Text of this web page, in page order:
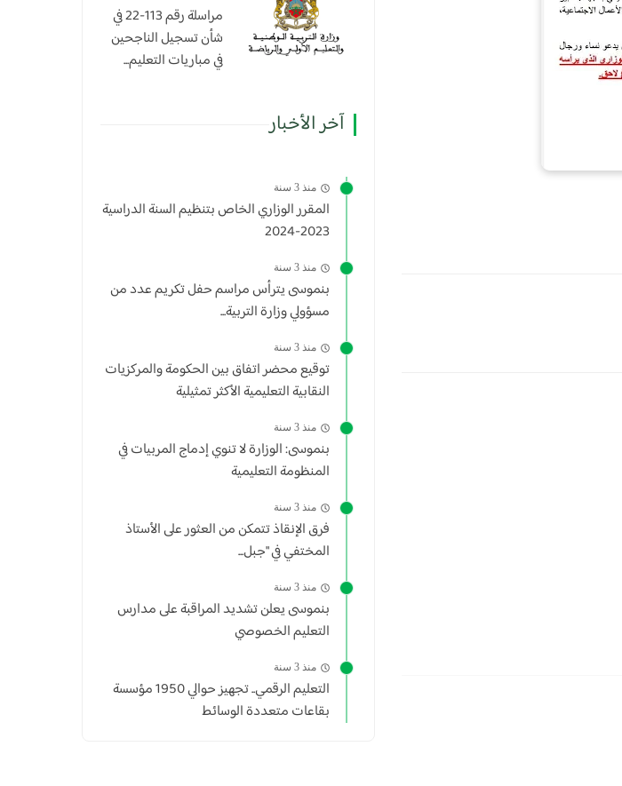
مراسلة رقم 113-22 في
شأن تسجيل الناجحين
في مباريات التعليم...
آخر الأخبار
منذ 3 سنة
المقرر الوزاري الخاص بتنظيم السنة الدراسية
2023-2024
منذ 3 سنة
بنموسى يترأس مراسم حفل تكريم عدد من
مسؤولي وزارة التربية...
منذ 3 سنة
توقيع محضر اتفاق بين الحكومة والمركزيات
النقابية التعليمية الأكثر تمثيلية
منذ 3 سنة
بنموسى: الوزارة لا تنوي إدماج المربيات في
المنظومة التعليمية
منذ 3 سنة
فرق الإنقاذ تتمكن من العثور على الأستاذ
المختفي في "جبل...
منذ 3 سنة
بنموسى يعلن تشديد المراقبة على مدارس
التعليم الخصوصي
منذ 3 سنة
التعليم الرقمي.. تجهيز حوالي 1950 مؤسسة
بقاعات متعددة الوسائط